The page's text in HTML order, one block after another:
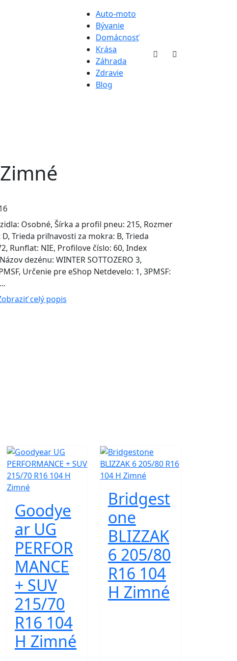
Auto-moto
Bývanie
Domácnosť
Krása
Záhrada
Zdravie
Blog
Osobné, Šírka a profil pneu: 215, Rozmer
Trieda priľnavosti za mokra: B, Trieda
Runflat: NIE, Profilove číslo: 60, Index
dezénu: WINTER SOTTOZERO 3,
Určenie pre eShop Netdevelo: 1, 3PMSF:
celý popis
Goodye
ar UG
PERFOR
MANCE
+ SUV
215/70
R16 104
H Zimné
Bridgest
one
BLIZZAK
6 205/80
R16 104
H Zimné